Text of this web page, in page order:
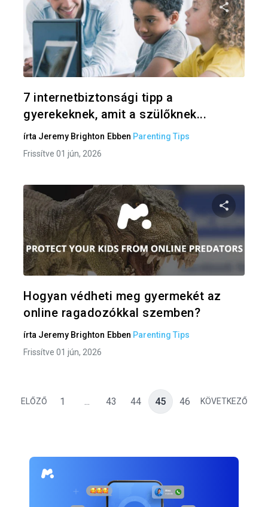
Oszd
7 internetbiztonsági tipp a
gyerekeknek, amit a szülőknek...
írta Jeremy Brighton Ebben Parenting Tips
Frissítve 01 jún, 2026
Oszd
Hogyan védheti meg gyermekét az
online ragadozókkal szemben?
írta Jeremy Brighton Ebben Parenting Tips
Frissítve 01 jún, 2026
ELŐZŐ 1 ... 43 44 45 46 KÖVETKEZŐ